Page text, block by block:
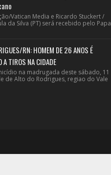
Vatican Media e Ricardo Stuckert /
da Silva (PT) será recebido pelo Papa
RN: HOMEM DE 26 ANOS É
A TIROS NA CIDADE
na madrugada deste sábado, 11
de Alto do Rodrigues, regiao do Vale